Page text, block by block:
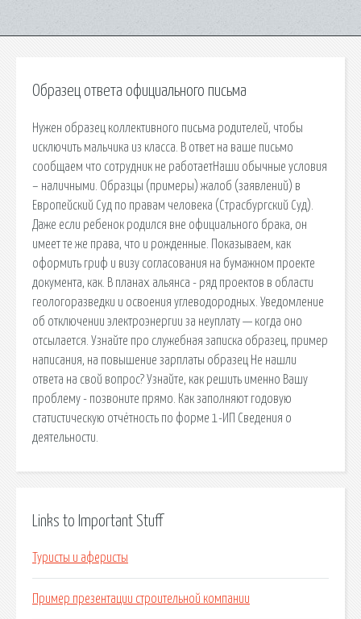
Образец ответа официального письма
Нужен образец коллективного письма родителей, чтобы
исключить мальчика из класса. В ответ на ваше письмо
сообщаем что сотрудник не работаетНаши обычные условия
– наличными. Образцы (примеры) жалоб (заявлений) в
Европейский Суд по правам человека (Страсбургский Суд).
Даже если ребенок родился вне официального брака, он
имеет те же права, что и рожденные. Показываем, как
оформить гриф и визу согласования на бумажном проекте
документа, как. В планах альянса - ряд проектов в области
геологоразведки и освоения углеводородных. Уведомление
об отключении электроэнергии за неуплату — когда оно
отсылается. Узнайте про служебная записка образец, пример
написания, на повышение зарплаты образец Не нашли
ответа на свой вопрос? Узнайте, как решить именно Вашу
проблему - позвоните прямо. Как заполняют годовую
статистическую отчётность по форме 1-ИП Сведения о
деятельности.
Links to Important Stuff
Туристы и аферисты
Пример презентации строительной компании